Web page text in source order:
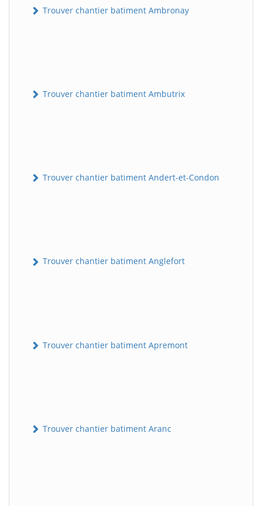
Trouver chantier batiment Ambronay
Trouver chantier batiment Ambutrix
Trouver chantier batiment Andert-et-Condon
Trouver chantier batiment Anglefort
Trouver chantier batiment Apremont
Trouver chantier batiment Aranc